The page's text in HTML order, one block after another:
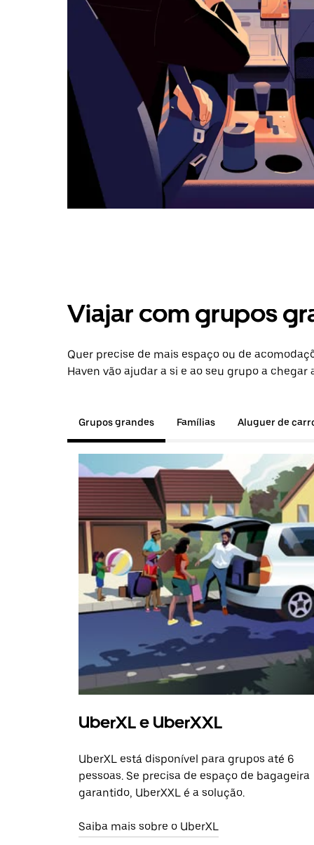
Viajar com grupos
Quer precise de mais espaço ou de
Haven vão ajudar a si e ao seu grupo a chegar
Grupos grandes Famílias Aluguer de
UberXL e UberXXL
UberXL está disponível para grupos até 6
pessoas. Se precisa de espaço de bagageira
garantido, UberXXL é a solução.
Saiba mais sobre o UberXL